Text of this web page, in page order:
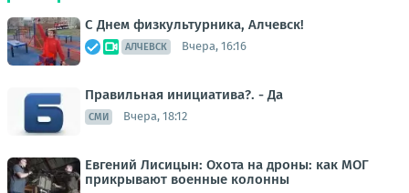
С Днем физкультурника, Алчевск!
АЛЧЕВСК Вчера, 16:16
Правильная инициатива?. - Да
СМИ Вчера, 18:12
Евгений Лисицын: Охота на дроны: как МОГ
прикрывают военные колонны